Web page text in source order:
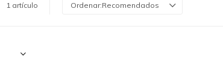
1 artículo Recomendados